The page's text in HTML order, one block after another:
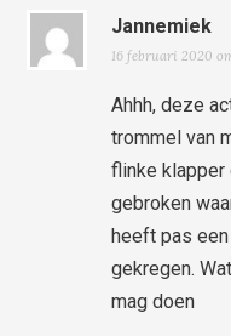
Jannemiek
16 februari 2020
Ahhh, deze
trommel van
flinke klapper
gebroken
heeft pas
gekregen.
mag doen